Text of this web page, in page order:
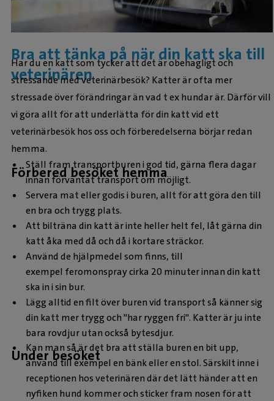
Bra att tänka på när din katt ska till
veterinären
Har du en katt som tycker att det är obehagligt och
stressande med veterinärbesök? Katter är ofta mer
stressade över förändringar än vad t ex hundar är. Därför vill
vi göra allt för att underlätta för din katt vid ett
veterinärbesök hos oss och förberedelserna börjar redan
hemma.
Förbered besöket hemma
Ställ fram transportburen i god tid, gärna flera dagar
innan förväntat transport om möjligt.
Servera mat eller godis i buren, allt för att göra den till
en bra och trygg plats.
Att bilträna din katt är inte heller helt fel, låt gärna din
katt åka med då och då i kortare sträckor.
Använd de hjälpmedel som finns, till
exempel feromonspray cirka 20 minuter innan din katt
ska in i sin bur.
Lägg alltid en filt över buren vid transport så känner sig
din katt mer trygg och "har ryggen fri". Katter är ju inte
bara rovdjur utan också bytesdjur.
Under besöket
Kan man så är det bra att ställa buren en bit upp,
använd till exempel en bänk eller en stol. Särskilt inne i
receptionen hos veterinären där det lätt händer att en
nyfiken hund kommer och sticker fram nosen för att